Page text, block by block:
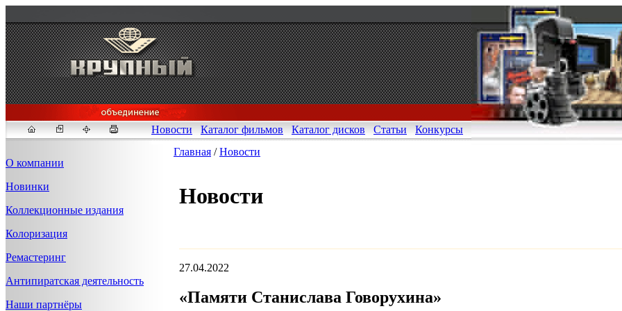
Новости Каталог фильмов Каталог дисков Статьи Конкурсы
О компании
Новинки
Коллекционные издания
Колоризация
Ремастеринг
Антипиратская деятельность
Наши партнёры
Fakeidlist - социальная сеть для покупки поддельных документов
, мы держим наших поставщиков по очень
ID" или получим определенное количество законных отчетов о задержках доставки от
Главная /Новости
Новости
27.04.2022
«Памяти Станислава Говорухина»